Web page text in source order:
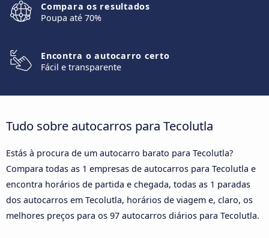
Compara os resultados
Poupa até 70%
Encontra o autocarro certo
Fácil e transparente
Tudo sobre autocarros para Tecolutla
Estás à procura de um autocarro barato para Tecolutla?
Compara todas as 1 empresas de autocarros para Tecolutla e
encontra horários de partida e chegada, todas as 1 paradas
dos autocarros em Tecolutla, horários de viagem e, claro, os
melhores preços para os 97 autocarros diários para Tecolutla.